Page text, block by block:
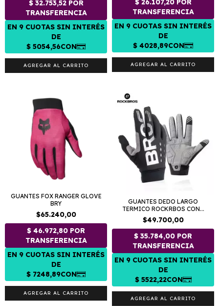
AGREGAR AL CARRITO AGREGAR AL CARRITO
GUANTES FOX RANGER GLOVE
BRY
$65.240,00
AGREGAR AL CARRITO
GUANTES DEDO LARGO
TERMICO ROCKRBOS CON...
$49.700,00
AGREGAR AL CARRITO